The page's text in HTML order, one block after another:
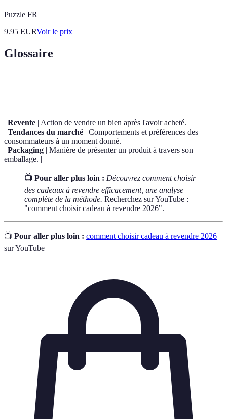
Puzzle FR
9.95 EURVoir le prix
Glossaire
| Revente | Action de vendre un bien après l'avoir acheté.
| Tendances du marché | Comportements et préférences des
consommateurs à un moment donné.
| Packaging | Manière de présenter un produit à travers son
emballage. |
📺 Pour aller plus loin : Découvrez comment choisir
des cadeaux à revendre efficacement, une analyse
complète de la méthode. Recherchez sur YouTube :
"comment choisir cadeau à revendre 2026".
📺 Pour aller plus loin : comment choisir cadeau à revendre 2026
sur YouTube